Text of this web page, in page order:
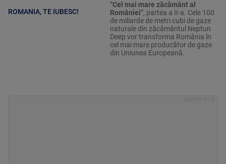
ROMANIA, TE IUBESC!
”Cel mai mare zăcământ al
României”, partea a II-a. Cele 100
de miliarde de metri cubi de gaze
naturale din zăcământul Neptun
Deep vor transforma România în
cel mai mare producător de gaze
din Uniunea Europeană.